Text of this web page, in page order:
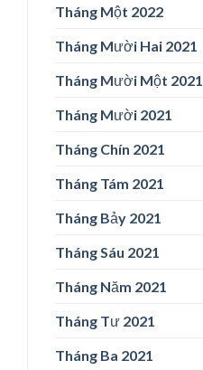
Tháng Một 2022
Tháng Mười Hai 2021
Tháng Mười Một 2021
Tháng Mười 2021
Tháng Chín 2021
Tháng Tám 2021
Tháng Bảy 2021
Tháng Sáu 2021
Tháng Năm 2021
Tháng Tư 2021
Tháng Ba 2021